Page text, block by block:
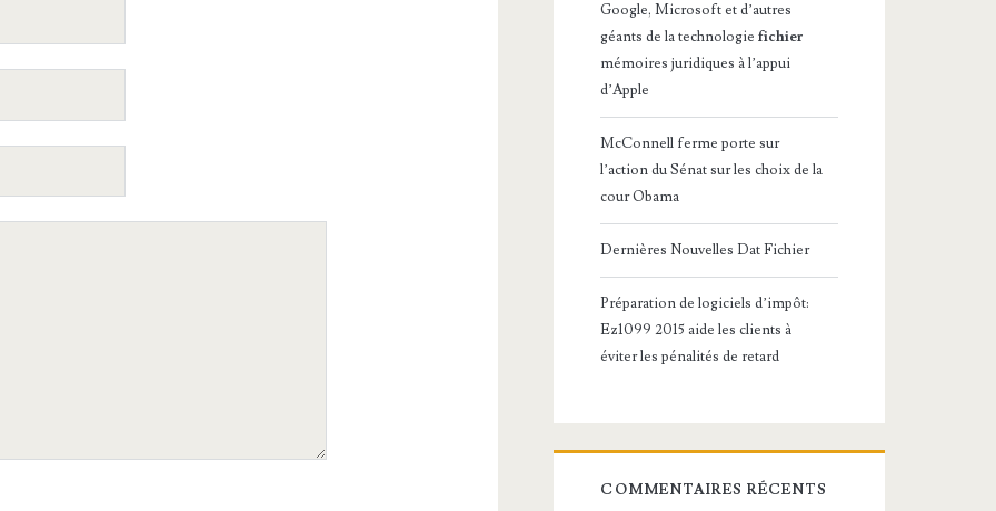
Google, Microsoft et d’autres
géants de la technologiefichier
mémoires juridiques à l’appui
d’Apple
McConnell ferme porte sur
l’action du Sénat sur les choix de la
cour Obama
Dernières Nouvelles Dat Fichier
Préparation de logiciels d’impôt:
Ez1099 2015 aide les clients à
éviter les pénalités de retard
COMMENTAIRES RÉCENTS